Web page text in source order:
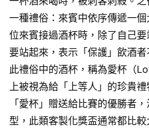
一種禮俗：來賓中依序傳遞一
位來賓接過酒杯時，除了自己
要站起來，表示「保護」飲酒
此禮俗中的酒杯，稱為愛杯（
上被視為給「上等人」的珍貴
「愛杯」贈送給比賽的優勝者
型，此類客製化獎盃通常都比